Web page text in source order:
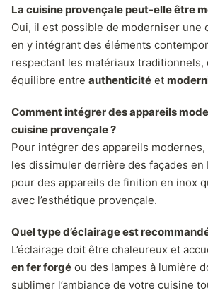
La cuisine provençale peut-elle être
Oui, il est possible de moderniser une
en y intégrant des éléments
respectant les matériaux traditionnels,
équilibre entre authenticité et
Comment intégrer des appareils
cuisine provençale ?
Pour intégrer des appareils
les dissimuler derrière des façades en
pour des appareils de finition en inox
avec l’esthétique provençale.
Quel type d’éclairage est
L’éclairage doit être chaleureux et
en fer forgé ou des lampes à lumière
sublimer l’ambiance de votre cuisine